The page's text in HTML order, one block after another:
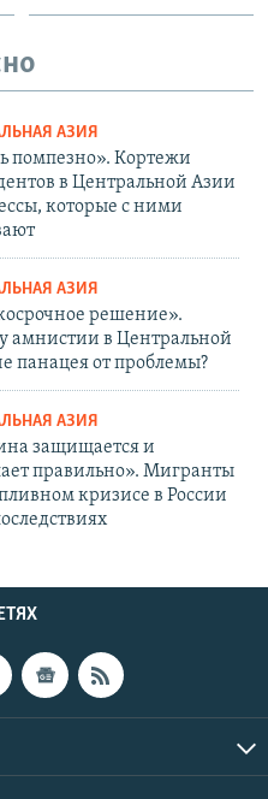
АЗИЯ
помпезно». Кортежи
в Центральной Азии
которые с ними
АЗИЯ
решение».
амнистии в Центральной
панацея от проблемы?
АЗИЯ
защищается и
правильно». Мигранты
кризисе в России